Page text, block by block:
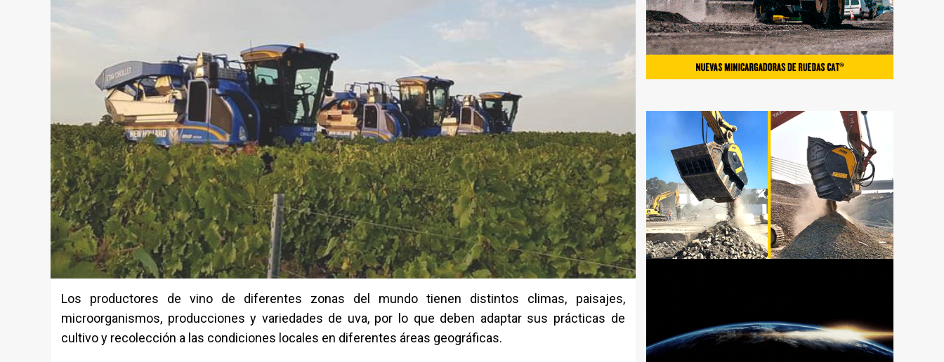
Los productores de vino de diferentes zonas del mundo tienen distintos climas, paisajes,
microorganismos, producciones y variedades de uva, por lo que deben adaptar sus prácticas de
cultivo y recolección a las condiciones locales en diferentes áreas geográficas.